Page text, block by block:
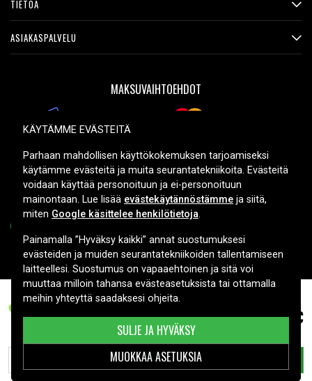
Radio Shack 43-3570, 3.6V, 850 mAh 7,99 €
LISÄÄ OSTOSKORIIN
TIETOA
ASIAKASPALVELU
MAKSUVAIHTOEHDOT
TOIMITUSVAIHTOEHDOT
Copyright © 2026, Spares Nordic AB
KÄYTÄMME EVÄSTEITÄ
Parhaan mahdollisen käyttökokemuksen tarjoamiseksi
käytämme evästeitä ja muita seurantatekniikoita. Evästeitä
voidaan käyttää personoituun ja ei-personoituun
mainontaan. Lue lisää evästekäytännöstämme ja siitä,
miten Google käsittelee henkilötietoja.
Painamalla ”Hyväksy kaikki” annat suostumuksesi
evästeiden ja muiden seurantatekniikoiden tallentamiseen
laitteellesi. Suostumus on vapaaehtoinen ja sitä voi
muuttaa milloin tahansa evästeasetuksista tai ottamalla
meihin yhteyttä saadaksesi ohjeita.
MUOKKAA ASETUKSIA
SULJE JA HYVÄKSY